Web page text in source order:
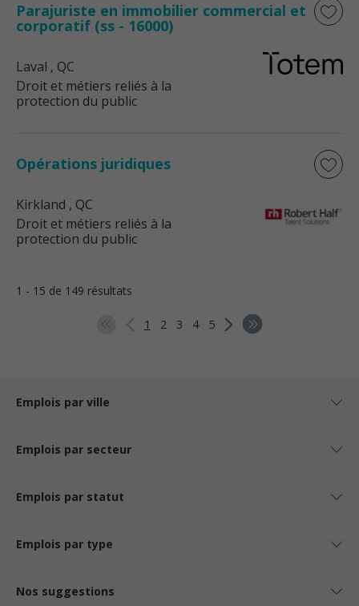
Parajuriste en immobilier commercial et
corporatif (ss - 16000)
Laval , QC
Droit et métiers reliés à la
protection du public
Opérations juridiques
Kirkland , QC
Droit et métiers reliés à la
protection du public
1 - 15 de 149 résultats
1 2 3 4 5
Emplois par ville
Emplois par secteur
Emplois par statut
Emplois par type
Nos suggestions